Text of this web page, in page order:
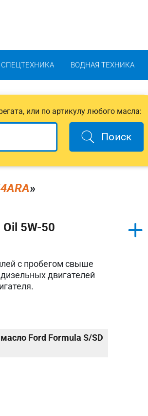
СПЕЦТЕХНИКА ВОДНАЯ ТЕХНИКА
или по артикулу любого масла:
Поиск
»
Oil 5W-50
с пробегом свыше
двигателей
Ford Formula S/SD